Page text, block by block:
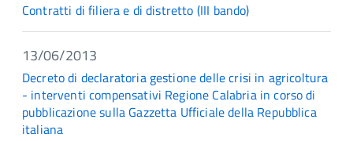
Contratti di filiera e di distretto (III bando)
13/06/2013
Decreto di declaratoria gestione delle crisi in agricoltura
- interventi compensativi Regione Calabria in corso di
pubblicazione sulla Gazzetta Ufficiale della Repubblica
italiana